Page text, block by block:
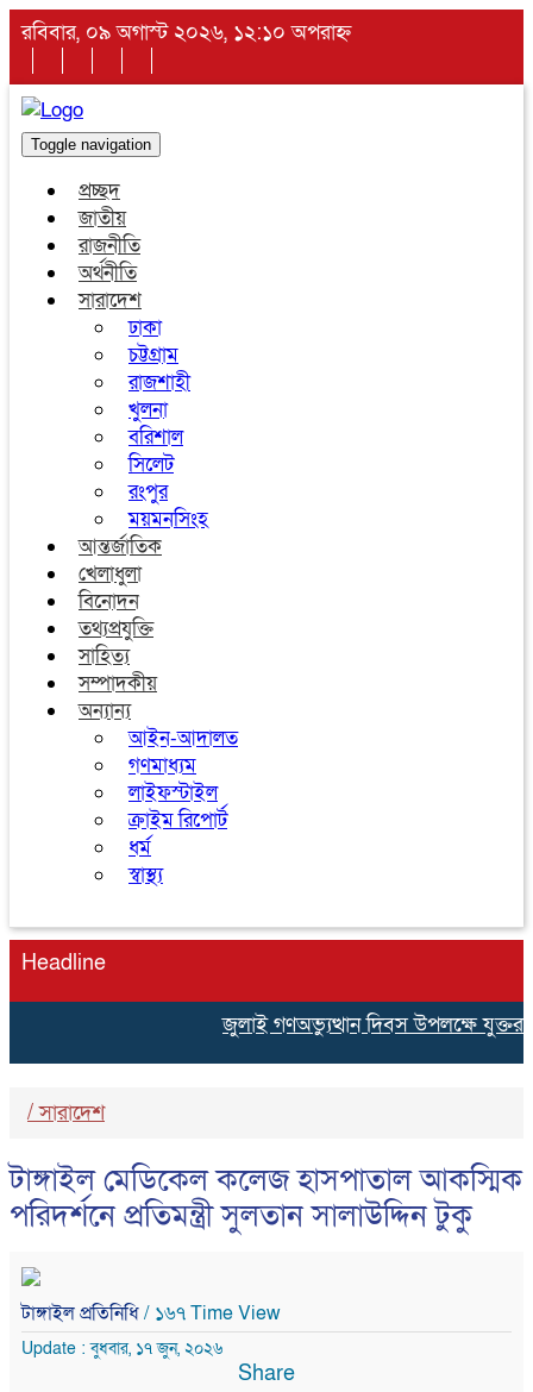
রবিবার, ০৯ অগাস্ট ২০২৬, ১২:১০ অপরাহ্ন
Toggle navigation
প্রচ্ছদ
জাতীয়
রাজনীতি
অর্থনীতি
সারাদেশ
ঢাকা
চট্টগ্রাম
রাজশাহী
খুলনা
বরিশাল
সিলেট
রংপুর
ময়মনসিংহ
আন্তর্জাতিক
খেলাধুলা
বিনোদন
তথ্যপ্রযুক্তি
সাহিত্য
সম্পাদকীয়
অন্যান্য
আইন-আদালত
গণমাধ্যম
লাইফস্টাইল
ক্রাইম রিপোর্ট
ধর্ম
স্বাস্থ্য
Headline
জুলাই গণঅভ্যুত্থান দিবস উপলক্ষে
/সারাদেশ
টাঙ্গাইল মেডিকেল কলেজ হাসপাতাল আকস্মিক
পরিদর্শনে প্রতিমন্ত্রী সুলতান সালাউদ্দিন টুকু
টাঙ্গাইল প্রতিনিধি/ ১৬৭ Time View
Update : বুধবার, ১৭ জুন, ২০২৬
Share